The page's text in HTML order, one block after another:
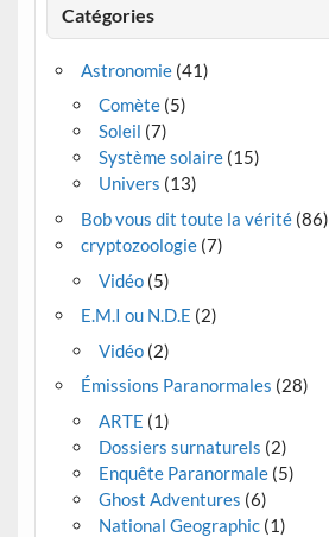
Catégories
Astronomie(41)
Comète(5)
Soleil (7)
Système solaire(15)
Univers (13)
Bob vous dit toute la vérité(86)
cryptozoologie(7)
Vidéo(5)
E.M.I ou N.D.E (2)
Vidéo(2)
Émissions Paranormales (28)
ARTE (1)
Dossiers surnaturels (2)
Enquête Paranormale(5)
Ghost Adventures (6)
National Geographic(1)